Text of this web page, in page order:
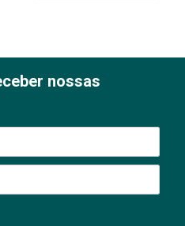
nossas